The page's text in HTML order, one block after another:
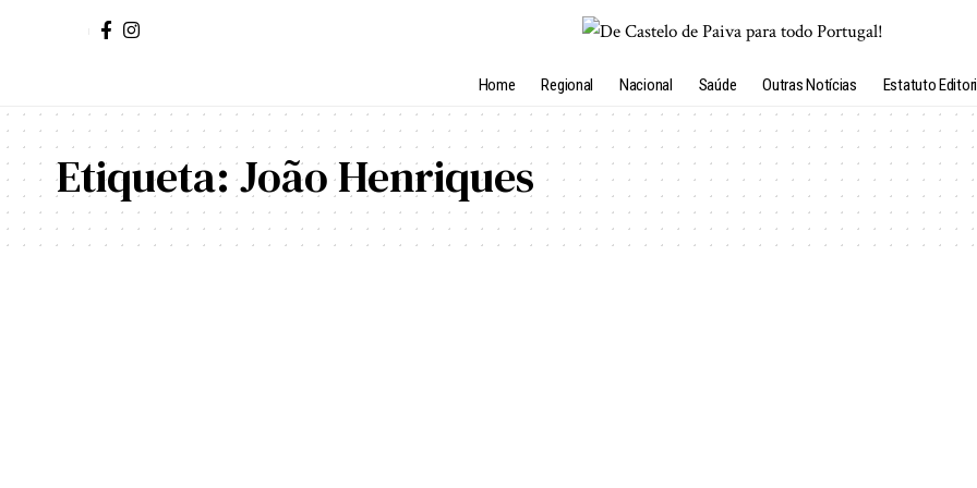
Home Regional Nacional Saúde Outras Notícias Estatuto
Etiqueta:João Henriques